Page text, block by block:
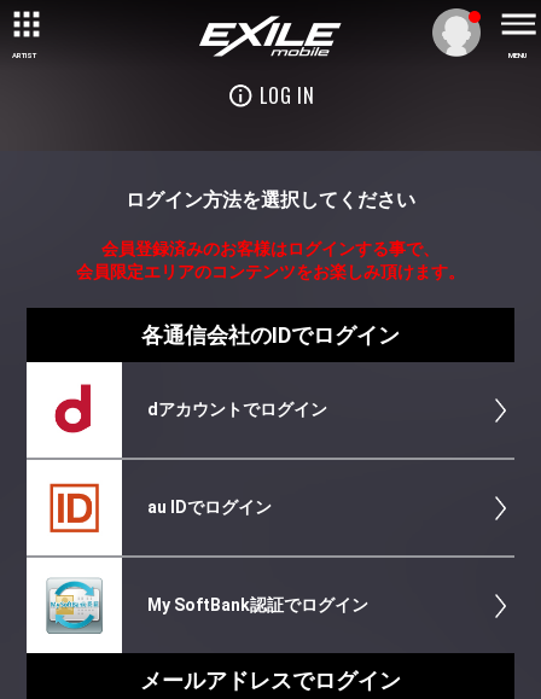
ARTIST MENU
LOG IN
ログイン方法を選択してください
会員登録済みのお客様はログインする事で、
会員限定エリアのコンテンツをお楽しみ頂けます。
各通信会社のIDでログイン
dアカウントでログイン
au IDでログイン
My SoftBank認証でログイン
メールアドレスでログイン